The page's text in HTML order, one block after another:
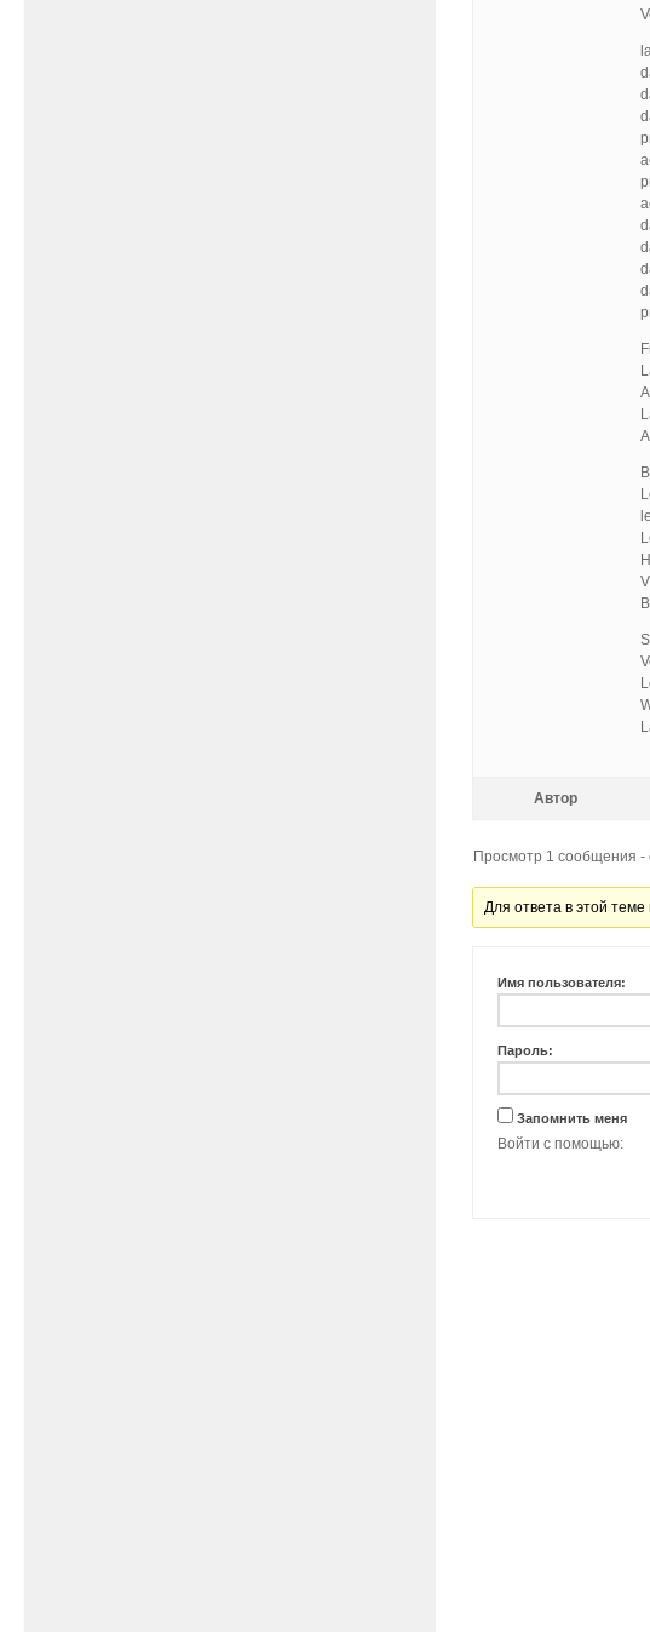
Автор
Просмотр 1 сообщения -
Для ответа в этой
Имя пользователя:
Пароль:
Запомнить меня
Войти с помощью: